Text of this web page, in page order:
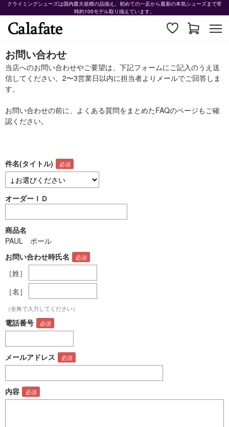
クライミングシューズは国内最大規模の品揃え。初めての一足から最新の本気シューズまで常
時約100モデル取り揃えています。
お問い合わせ
当店へのお問い合わせやご要望は、下記フォームにご記入のうえ送
信してください。2〜3営業日以内に担当者よりメールでご回答しま
す。
お問い合わせの前に、よくある質問をまとめたFAQのページもご確
認ください。
件名(タイトル)
オーダーＩＤ
商品名
PAUL ポール
お問い合わせ時氏名
［姓］
［名］
（全角で入力してください）
電話番号
メールアドレス
内容